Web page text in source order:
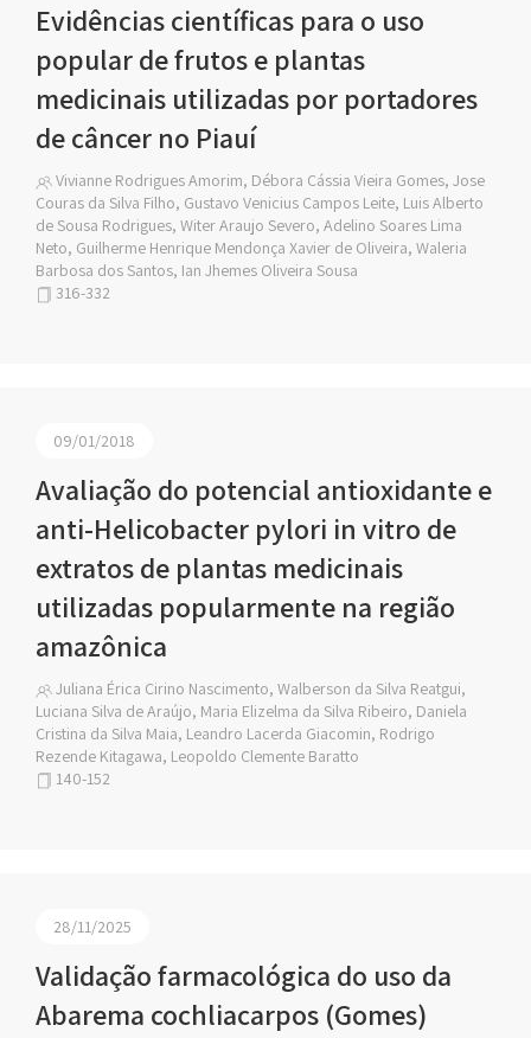
Evidências científicas para o uso
popular de frutos e plantas
medicinais utilizadas por portadores
de câncer no Piauí
Vivianne Rodrigues Amorim, Débora Cássia Vieira Gomes, Jose
Couras da Silva Filho, Gustavo Venicius Campos Leite, Luis Alberto
de Sousa Rodrigues, Witer Araujo Severo, Adelino Soares Lima
Neto, Guilherme Henrique Mendonça Xavier de Oliveira, Waleria
Barbosa dos Santos, Ian Jhemes Oliveira Sousa
316-332
09/01/2018
Avaliação do potencial antioxidante e
anti-Helicobacter pylori in vitro de
extratos de plantas medicinais
utilizadas popularmente na região
amazônica
Juliana Érica Cirino Nascimento, Walberson da Silva Reatgui,
Luciana Silva de Araújo, Maria Elizelma da Silva Ribeiro, Daniela
Cristina da Silva Maia, Leandro Lacerda Giacomin, Rodrigo
Rezende Kitagawa, Leopoldo Clemente Baratto
140-152
28/11/2025
Validação farmacológica do uso da
Abarema cochliacarpos (Gomes)